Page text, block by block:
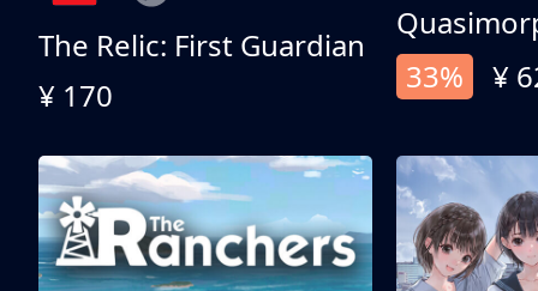
The Relic: First Guardian
¥ 170
33%
¥